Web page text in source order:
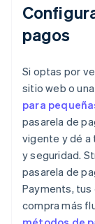
pagos
Si optas por
sitio web o
para
pasarela de
vigente y dé a
y seguridad.
pasarela de
Payments,
compra más